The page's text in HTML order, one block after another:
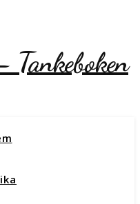
Tankeboken